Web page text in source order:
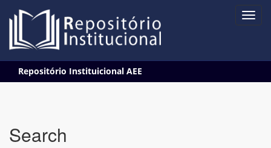
navigation
Repositório Instituicional AEE
Search